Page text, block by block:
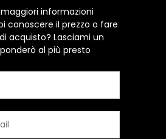
informazioni
conoscere il prezzo o fare
acquisto? Lasciami un
al più presto